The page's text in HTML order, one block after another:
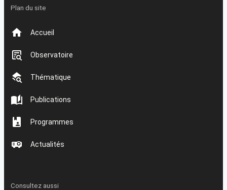
Plan du site
Accueil
Observatoire
Thématique
Publications
Programmes
Actualités
Consultez aussi